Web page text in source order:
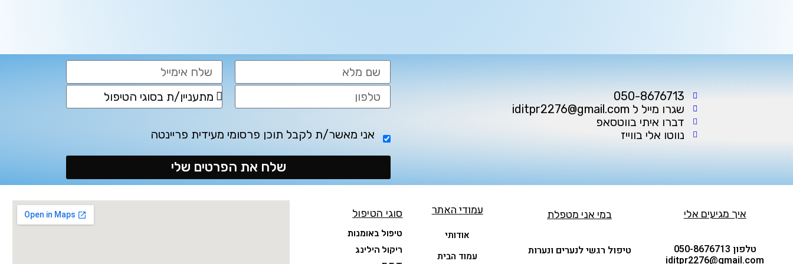
050-8676713
שגרו מייל ל iditpr2276@gmail.com
דברו איתי בווטסאפ
נווטו אלי בווייז
אני מאשר/ת לקבל תוכן פרסומי מעידית פריינטה
שלח את הפרטים שלי
איך מגיעים אלי
טלפון 050-8676713
iditpr2276@gmail.com
במי אני מטפלת
טיפול רגשי לנערים ונערות
עמודי האתר
אודותי
עמוד הבית
סוגי הטיפול
טיפול באומנות
ריקול הילינג